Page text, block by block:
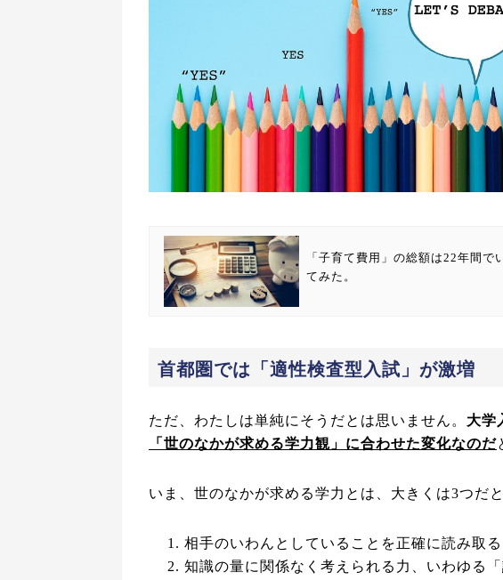
「子育て費用」の総額は22年間
てみた。
首都圏では「適性検査型入試」が激増
ただ、わたしは単純にそうだとは思いません。 大学
「世のなかが求める学力観」に合わせた変化なのだ
いま、世のなかが求める学力とは、大きくは3つだ
相手のいわんとしていることを正確に読み取る
知識の量に関係なく考えられる力、いわゆる「